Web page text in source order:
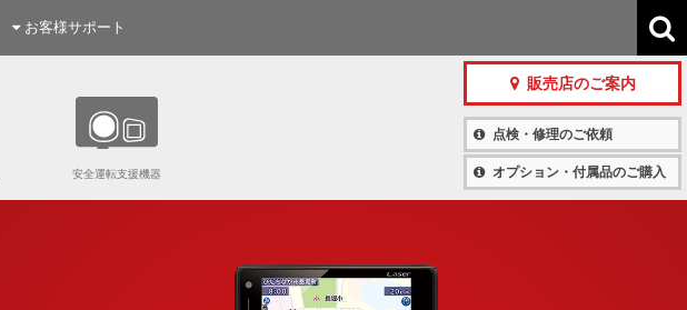
お客様サポート
販売店のご案内
点検・修理のご依頼
オプション・付属品のご購入
安全運転支援機器